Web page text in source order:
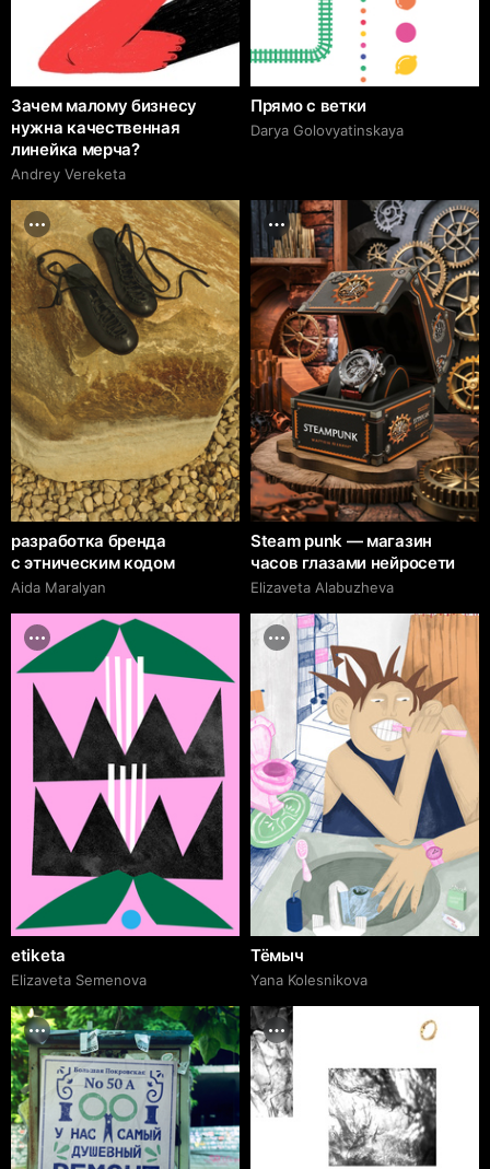
Зачем малому бизнесу
нужна качественная
линейка мерча?
Andrey Vereketa
Прямо с ветки
Darya Golovyatinskaya
разработка бренда
с этническим кодом
Aida Maralyan
Steam punk — магазин
часов глазами нейросети
Elizaveta Alabuzheva
etiketa
Elizaveta Semenova
Тёмыч
Yana Kolesnikova